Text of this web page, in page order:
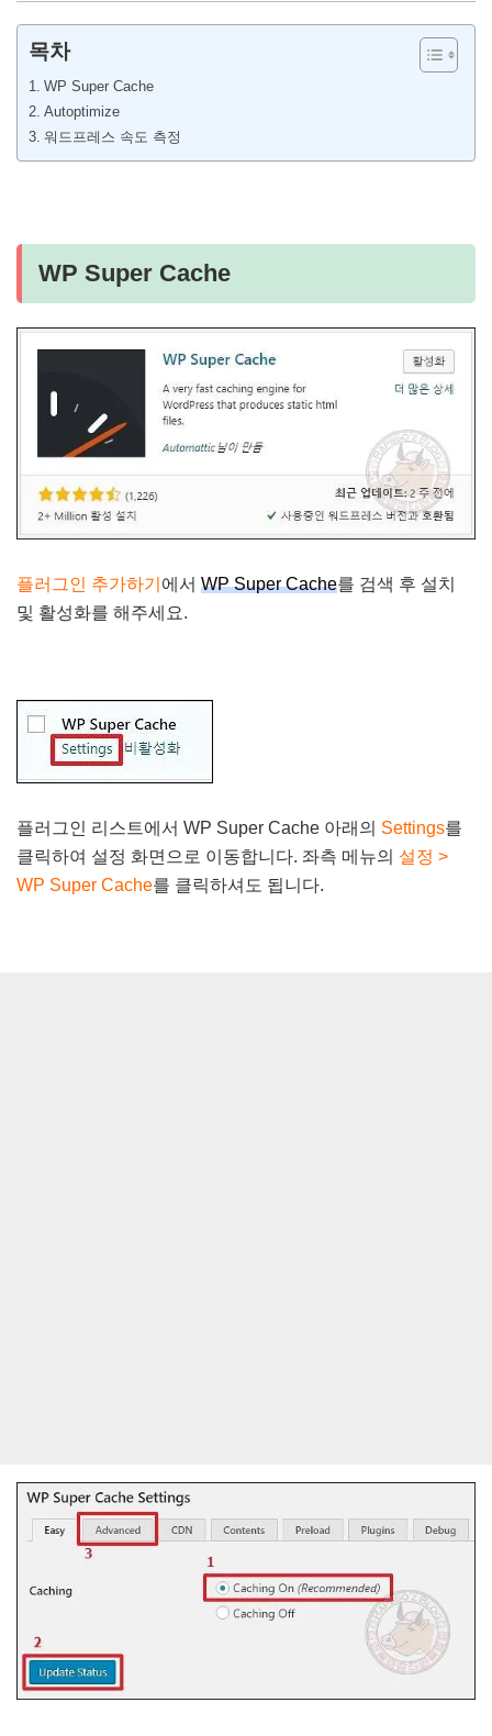
목차
WP Super Cache
Autoptimize
워드프레스 속도 측정
WP Super Cache
플러그인 추가하기 에서 WP Super Cache를 검색 후 설치
및 활성화를 해주세요.
플러그인 리스트에서 WP Super Cache 아래의 Settings를
클릭하여 설정 화면으로 이동합니다. 좌측 메뉴의 설정 >
WP Super Cache를 클릭하셔도 됩니다.